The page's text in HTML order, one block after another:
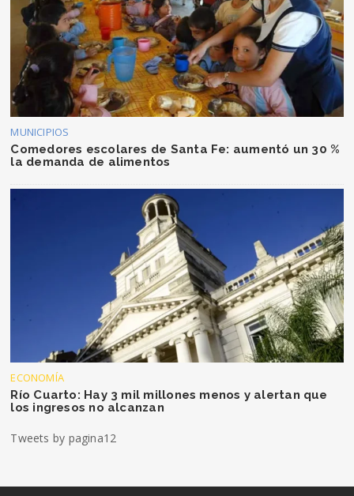
MUNICIPIOS
Comedores escolares de Santa Fe: aumentó un 30 %
la demanda de alimentos
ECONOMÍA
Río Cuarto: Hay 3 mil millones menos y alertan que
los ingresos no alcanzan
Tweets by pagina12